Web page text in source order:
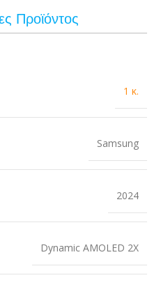
Προϊόντος
1 κ.
Samsung
2024
Dynamic AMOLED 2X